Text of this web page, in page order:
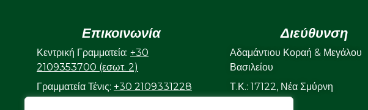
Επικοινωνία
Κεντρική Γραμματεία: +30
2109353700 (εσωτ. 2)
Γραμματεία Τένις: +30 2109331228
Διεύθυνση
Αδαμάντιου Κοραή & Μεγάλου
Βασιλείου
Τ.Κ.: 17122, Νέα Σμύρνη